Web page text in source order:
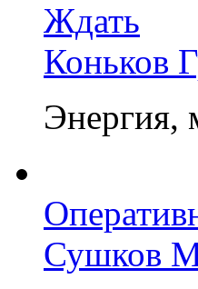
Ждать
Коньков
Энергия,
Сушков